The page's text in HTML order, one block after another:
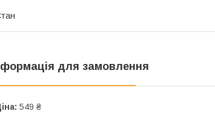
для замовлення
549 ₴